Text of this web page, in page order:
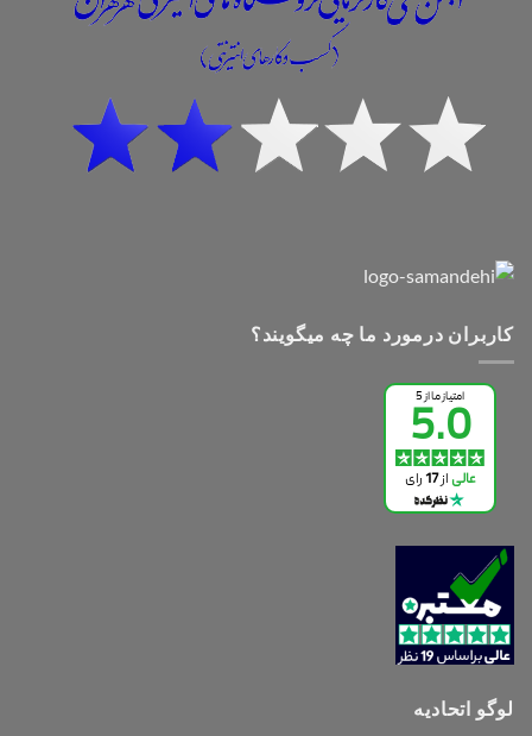
کاربران درمورد ما چه میگویند؟
لوگو اتحادیه